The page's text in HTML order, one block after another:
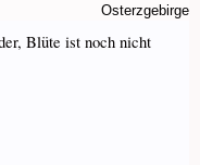
Osterzgebirge
Blüte ist noch nicht